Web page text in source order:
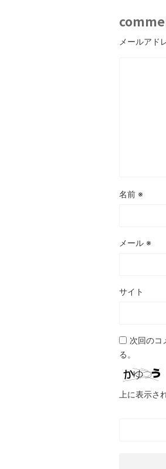
メールアド
名前 ※
メール ※
サイト
次回のコ
る。
上に表示さ